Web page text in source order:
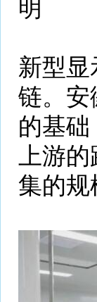
明
新型
链。安
的基
上游
集的规